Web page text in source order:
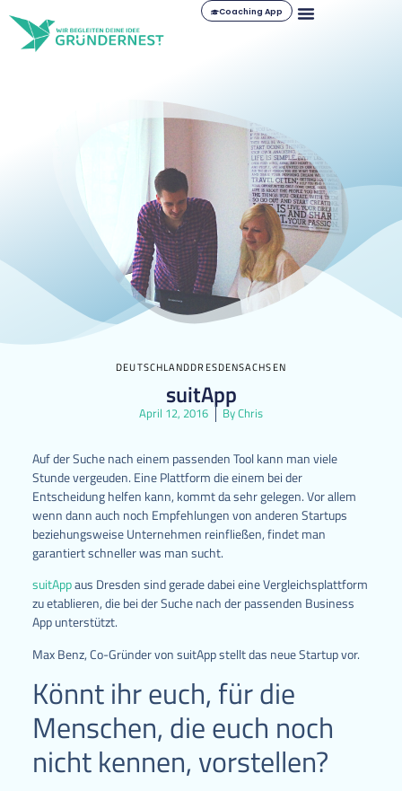
Coaching App
DEUTSCHLANDDRESDENSACHSEN
suitApp
April 12, 2016 ByChris
Auf der Suche nach einem passenden Tool kann man viele
Stunde vergeuden. Eine Plattform die einem bei der
Entscheidung helfen kann, kommt da sehr gelegen. Vor allem
wenn dann auch noch Empfehlungen von anderen Startups
beziehungsweise Unternehmen reinfließen, findet man
garantiert schneller was man sucht.
suitAppaus Dresden sind gerade dabei eine Vergleichsplattform
zu etablieren, die bei der Suche nach der passenden Business
App unterstützt.
Max Benz, Co-Gründer von suitApp stellt das neue Startup vor.
Könnt ihr euch, für die
Menschen, die euch noch
nicht kennen, vorstellen?